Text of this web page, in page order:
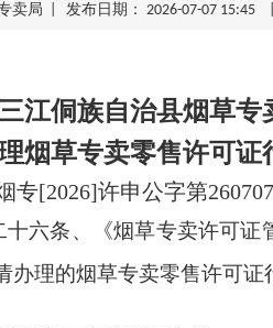
卖局 | 发布日期： 2026-07-07 15:45 |
江侗族自治县烟草专
烟草专卖零售许可证
专[2026]许申公字第
六条、《烟草专卖许可
办理的烟草专卖零售许可证